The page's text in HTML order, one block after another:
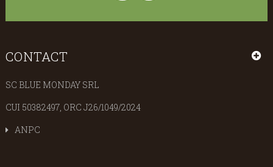
CONTACT
SC BLUE MONDAY SRL
CUI 50382497, ORC J26/1049/2024
ANPC